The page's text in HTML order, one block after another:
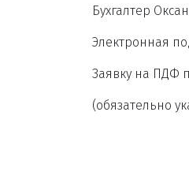
Бухгалтер
Электронная
Заявку на ПДФ
(обязательно